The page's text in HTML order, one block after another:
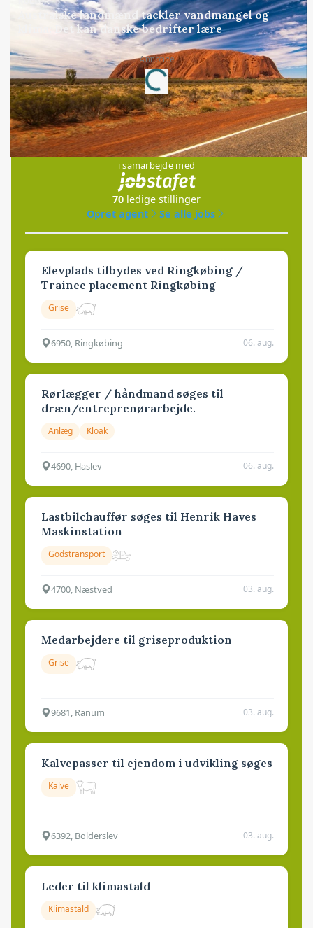
Australske landmænd tackler vandmangel og
klima: Det kan danske bedrifter lære
Annonce
Loading...
Jobs
i samarbejde med
70 ledige stillinger
Opret agent
Se alle jobs
Elevplads tilbydes ved Ringkøbing /
Trainee placement Ringkøbing
Grise
6950, Ringkøbing 06. aug.
Rørlægger / håndmand søges til
dræn/entreprenørarbejde.
Anlæg Kloak
4690, Haslev 06. aug.
Lastbilchauffør søges til Henrik Haves
Maskinstation
Godstransport
4700, Næstved 03. aug.
Medarbejdere til griseproduktion
Grise
9681, Ranum 03. aug.
Kalvepasser til ejendom i udvikling søges
Kalve
6392, Bolderslev 03. aug.
Leder til klimastald
Klimastald